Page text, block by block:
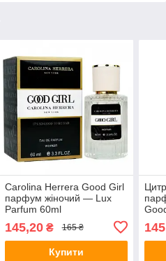
Carolina Herrera Good Girl
парфум жіночий — Lux
Parfum 60ml
145,20₴ 165 ₴
Купити